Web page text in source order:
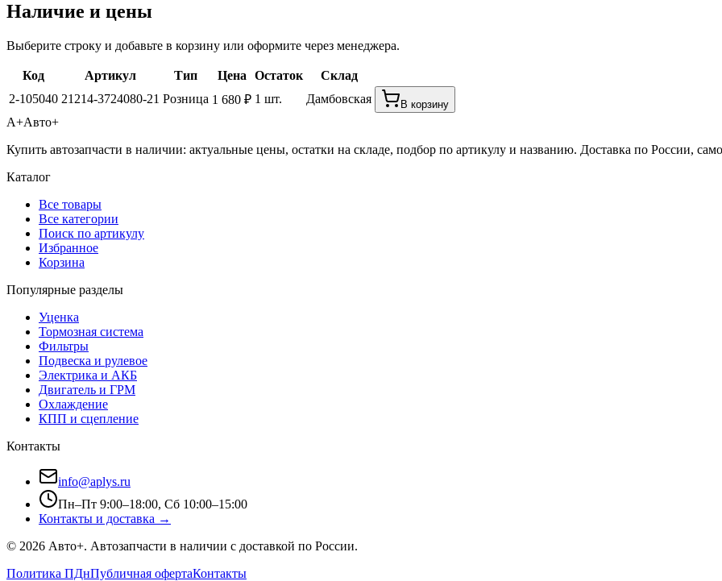
Наличие и цены
Выберите строку и добавьте в корзину или оформите через менеджера.
Код Артикул Тип Цена Остаток
Склад
2-105040 21214-3724080-21 Розница 1 680 ₽ 1 шт. Дамбовская В корзину
А+Авто+
Купить автозапчасти в наличии: актуальные цены, остатки на складе, подбор по артикулу и названию. Доставка по России,
Каталог
Все товары
Все категории
Поиск по артикулу
Избранное
Корзина
Популярные разделы
Уценка
Тормозная система
Фильтры
Подвеска и рулевое
Электрика и АКБ
Двигатель и ГРМ
Охлаждение
КПП и сцепление
Контакты
info@aplys.ru
Пн–Пт 9:00–18:00, Сб 10:00–15:00
Контакты и доставка →
© 2026 Авто+. Автозапчасти в наличии с доставкой по России.
Политика ПДнПубличная офертаКонтакты